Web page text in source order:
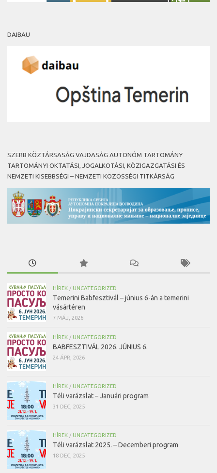
DAIBAU
SZERB KÖZTÁRSASÁG VAJDASÁG AUTONÓM TARTOMÁNY
TARTOMÁNYI OKTATÁSI, JOGALKOTÁSI, KÖZIGAZGATÁSI ÉS
NEMZETI KISEBBSÉGI – NEMZETI KÖZÖSSÉGI TITKÁRSÁG
HÍREK / UNCATEGORIZED
Temerini Babfesztivál – június 6-án a temerini
vásártéren
7 MÁJ, 2026
HÍREK / UNCATEGORIZED
BABFESZTIVÁL 2026. JÚNIUS 6.
24 ÁPR, 2026
HÍREK / UNCATEGORIZED
Téli varázslat – Januári program
31 DEC, 2025
HÍREK / UNCATEGORIZED
Téli varázslat 2025. – Decemberi program
18 DEC, 2025